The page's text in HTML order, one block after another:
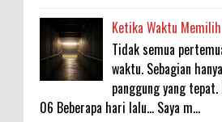
Ketika Waktu
Tidak semua
waktu. Sebagian
panggung yang
06 Beberapa hari lalu... Saya m...